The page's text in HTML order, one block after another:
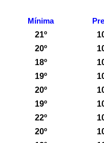
Mínima
21º
20º
18º
19º
20º
19º
22º
20º